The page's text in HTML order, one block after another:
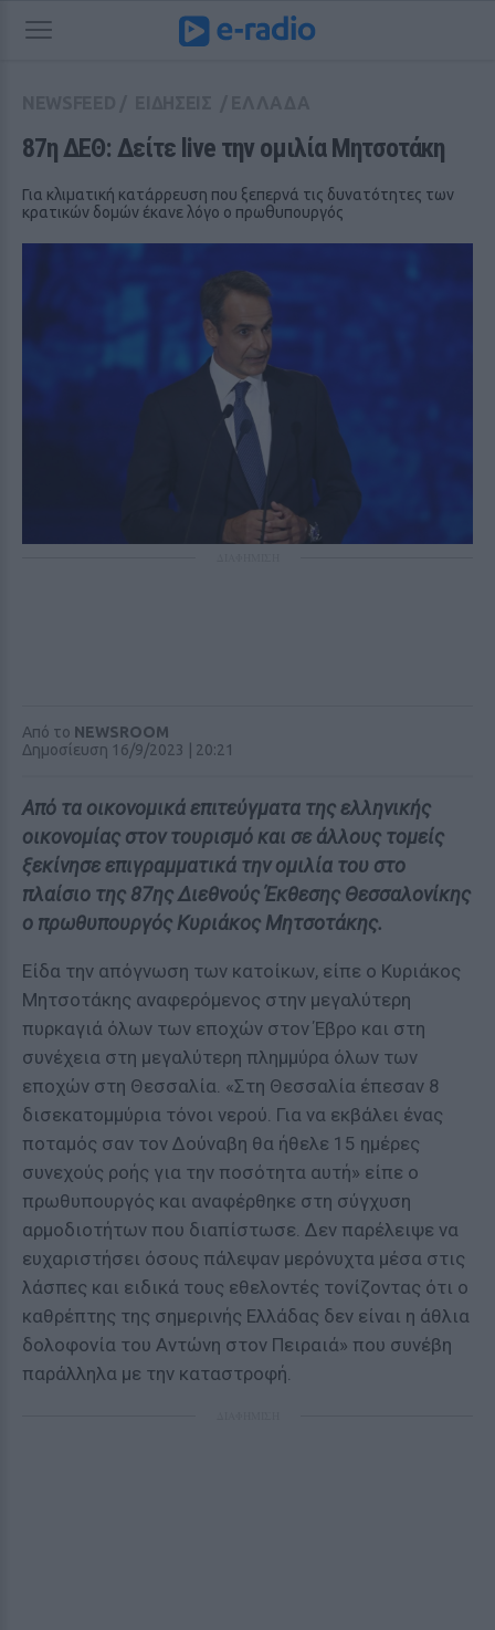
87η ΔΕΘ: Δείτε live την ομιλία Μητσοτάκη
Για κλιματική κατάρρευση που ξεπερνά τις δυνατότητες των
κρατικών δομών έκανε λόγο ο πρωθυπουργός
Από το NEWSROOM
Δημοσίευση 16/9/2023 | 20:21
Από τα οικονομικά επιτεύγματα της ελληνικής
οικονομίας στον τουρισμό και σε άλλους τομείς
ξεκίνησε επιγραμματικά την ομιλία του στο
πλαίσιο της 87ης Διεθνούς Έκθεσης Θεσσαλονίκης
ο πρωθυπουργός Κυριάκος Μητσοτάκης.
Είδα την απόγνωση των κατοίκων, είπε ο Κυριάκος
Μητσοτάκης αναφερόμενος στην μεγαλύτερη
πυρκαγιά όλων των εποχών στον Έβρο και στη
συνέχεια στη μεγαλύτερη πλημμύρα όλων των
εποχών στη Θεσσαλία. «Στη Θεσσαλία έπεσαν 8
δισεκατομμύρια τόνοι νερού. Για να εκβάλει ένας
ποταμός σαν τον Δούναβη θα ήθελε 15 ημέρες
συνεχούς ροής για την ποσότητα αυτή» είπε ο
πρωθυπουργός και αναφέρθηκε στη σύγχυση
αρμοδιοτήτων που διαπίστωσε. Δεν παρέλειψε να
ευχαριστήσει όσους πάλεψαν μερόνυχτα μέσα στις
λάσπες και ειδικά τους εθελοντές τονίζοντας ότι ο
καθρέπτης της σημερινής Ελλάδας δεν είναι η άθλια
δολοφονία του Αντώνη στον Πειραιά» που συνέβη
παράλληλα με την καταστροφή.